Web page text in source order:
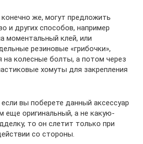
же, могут предложить
и других способов, например
моментальный клей, или
резиновые «грибочки»,
колесные болты, а потом через
хомуты для закрепления
вы поберете данный аксессуар
еще оригинальный, а не какую-
то он слетит только при
со стороны.